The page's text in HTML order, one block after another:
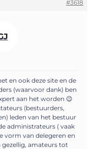
#3618
en ook deze site en de
(waarvoor dank) ben
aan het worden 😉
(bestuurders,
leden van het bestuur
administrateurs ( vaak
vorm van delegeren en
amateurs tot